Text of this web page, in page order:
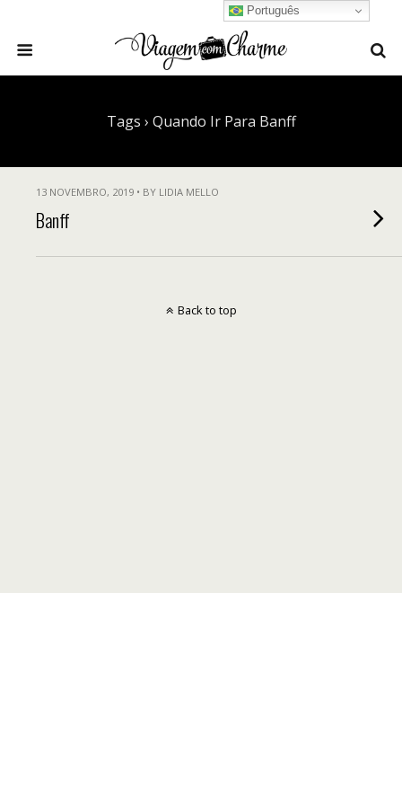
Tags › Quando Ir Para Banff
13 NOVEMBRO, 2019 • BY LIDIA MELLO
Banff
Português
Back to top